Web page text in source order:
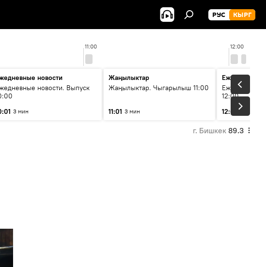
РУС КЫРГ
11:00 12:00
новости
новости. Выпуск
3 мин
Жаңылыктар
Жаңылыктар. Чыгарылыш 11:00
11:01 3 мин
Ежедневные
Ежедневные
12:00
12:01
3 мин
г. Бишкек 89.3